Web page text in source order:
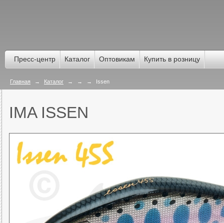
Пресс-центр Каталог Оптовикам Купить в розницу
Главная → Каталог → → → Issen
IMA ISSEN